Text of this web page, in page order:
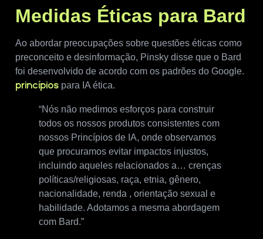
Medidas Éticas para Bard
Ao abordar preocupações sobre questões éticas como
preconceito e desinformação, Pinsky disse que o Bard
foi desenvolvido de acordo com os padrões do Google.
princípios para IA ética.
“Nós não medimos esforços para construir
todos os nossos produtos consistentes com
nossos Princípios de IA, onde observamos
que procuramos evitar impactos injustos,
incluindo aqueles relacionados a… crenças
políticas/religiosas, raça, etnia, gênero,
nacionalidade, renda , orientação sexual e
habilidade. Adotamos a mesma abordagem
com Bard.”